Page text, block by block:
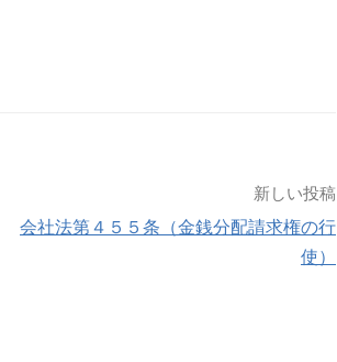
新しい投稿
会社法第４５５条（金銭分配請求権の行
使）